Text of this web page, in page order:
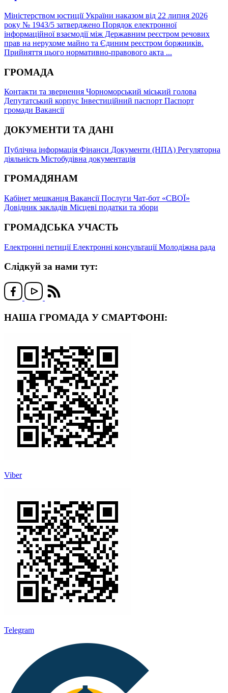
Міністерством юстиції України наказом від 22 липня 2026
року № 1943/5 затверджено Порядок електронної
інформаційної взаємодії між Державним реєстром речових
прав на нерухоме майно та Єдиним реєстром боржників.
Прийняття цього нормативно-правового акта ...
ГРОМАДА
Контакти та звернення Чорноморський міський голова
Депутатський корпус Інвестиційний паспорт Паспорт
громади Вакансії
ДОКУМЕНТИ ТА ДАНІ
Публічна інформація Фінанси Документи (НПА) Регуляторна
діяльність Містобудівна документація
ГРОМАДЯНАМ
Кабінет мешканця ВакансіїПослуги Чат-бот «СВОЇ»
Довідник закладів Місцеві податки та збори
ГРОМАДСЬКА УЧАСТЬ
Електронні петиціїЕлектронні консультаціїМолодіжна рада
Слідкуй за нами тут:
НАША ГРОМАДА У СМАРТФОНІ:
Viber
Telegram